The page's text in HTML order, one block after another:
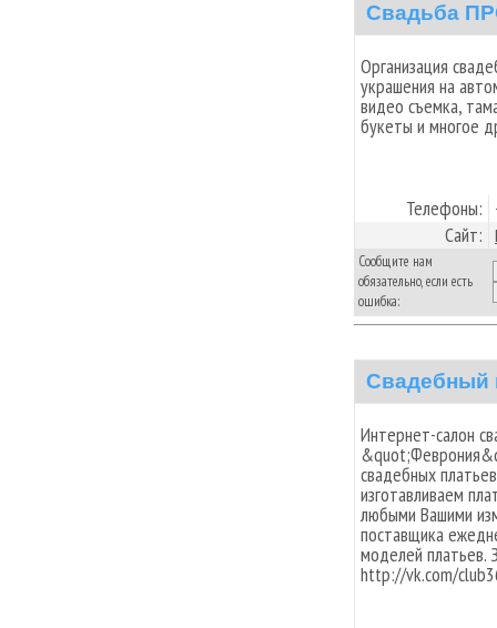
Свадьба
Организация
украшения на
видео съемка,
букеты и многое
Телефоны:
Сайт:
Сообщите нам
обязательно, если есть
ошибка:
Свадебный
Интернет-салон
свадебных
изготавливаем
любыми Вашими
поставщика
моделей платьев.
http://vk.com/